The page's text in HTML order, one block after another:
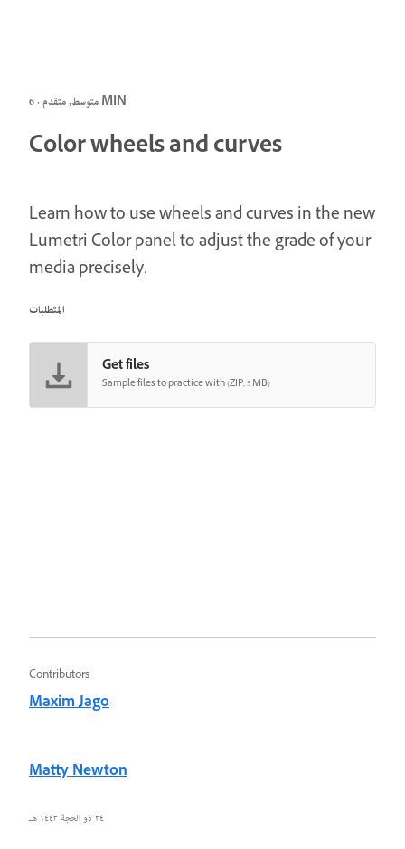
متوسط, متقدم · 6 MIN
Color wheels and curves
Learn how to use wheels and curves in the new
Lumetri Color panel to adjust the grade of your
media precisely.
المتطلبات
Get files
Sample files to practice with (ZIP, 5 MB)
Contributors
Maxim Jago
Matty Newton
٢٤ ذو الحجة ١٤٤٣ هـ